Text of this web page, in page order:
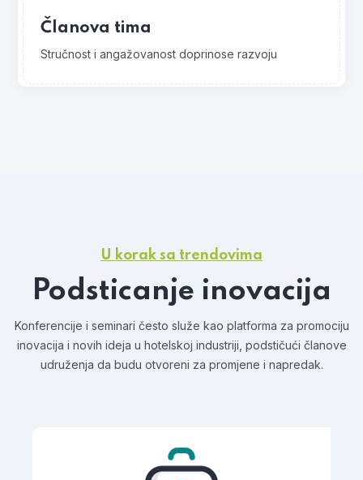
Članova tima
Stručnost i angažovanost doprinose razvoju
U korak sa trendovima
Podsticanje inovacija
Konferencije i seminari često služe kao platforma za promociju
inovacija i novih ideja u hotelskoj industriji, podstičući članove
udruženja da budu otvoreni za promjene i napredak.